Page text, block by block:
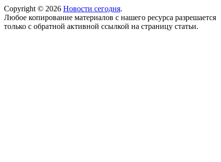
Copyright © 2026 Новости сегодня.
Любое копирование материалов с нашего ресурса разрешается
только с обратной активной ссылкой на страницу статьи.